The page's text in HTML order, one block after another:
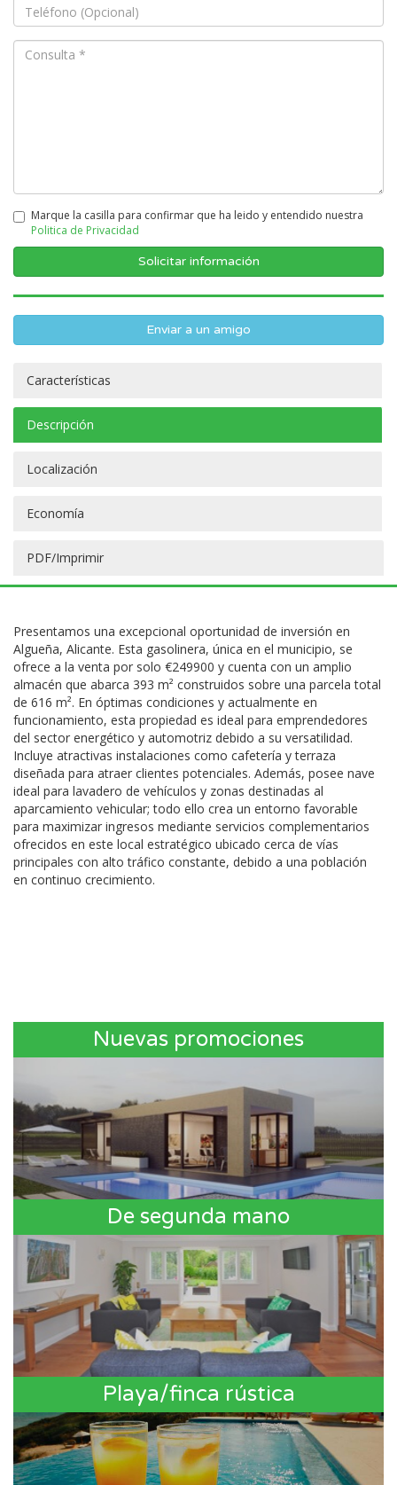
Marque la casilla para confirmar que ha leido y entendido nuestra
Politica de Privacidad
Enviar a un amigo
Características
Descripción
Localización
Economía
PDF/Imprimir
Presentamos una excepcional oportunidad de inversión en
Algueña, Alicante. Esta gasolinera, única en el municipio, se
ofrece a la venta por solo €249900 y cuenta con un amplio
almacén que abarca 393 m² construidos sobre una parcela total
de 616 m². En óptimas condiciones y actualmente en
funcionamiento, esta propiedad es ideal para emprendedores
del sector energético y automotriz debido a su versatilidad.
Incluye atractivas instalaciones como cafetería y terraza
diseñada para atraer clientes potenciales. Además, posee nave
ideal para lavadero de vehículos y zonas destinadas al
aparcamiento vehicular; todo ello crea un entorno favorable
para maximizar ingresos mediante servicios complementarios
ofrecidos en este local estratégico ubicado cerca de vías
principales con alto tráfico constante, debido a una población
en continuo crecimiento.
Nuevas promociones
De segunda mano
Playa/finca rústica